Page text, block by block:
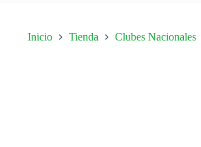
Inicio Tienda Clubes Nacionales